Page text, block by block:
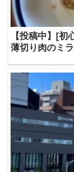
【投稿中】[初
薄切り肉のミ